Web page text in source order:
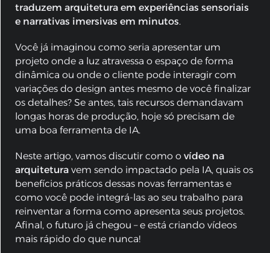
traduzem arquitetura em experiências sensoriais
e narrativas imersivas em minutos.
Você já imaginou como seria apresentar um
projeto onde a luz atravessa o espaço de forma
dinâmica ou onde o cliente pode interagir com
variações do design antes mesmo de você finalizar
os detalhes? Se antes, tais recursos demandavam
longas horas de produção, hoje só precisam de
uma boa ferramenta de IA.
Neste artigo, vamos discutir como o vídeo na
arquitetura vem sendo impactado pela IA, quais os
benefícios práticos dessas novas ferramentas e
como você pode integrá-las ao seu trabalho para
reinventar a forma como apresenta seus projetos.
Afinal, o futuro já chegou – e está criando vídeos
mais rápido do que nunca!